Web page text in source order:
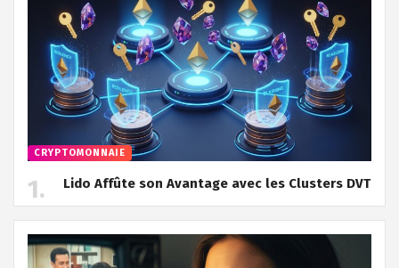
CRYPTOMONNAIE
Lido Affûte son Avantage avec les Clusters DVT